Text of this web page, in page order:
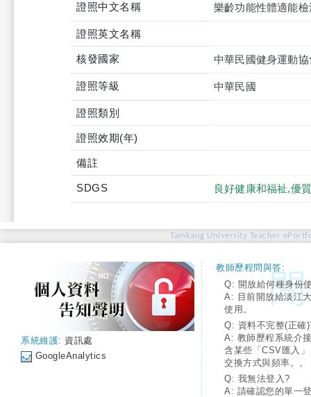
證照中文名稱 樂齡功能性體適能
證照英文名稱
核發國家 中華民國健身運動協
證照等級 中華民國
證照類別
證照效期(年)
備註
SDGS 良好健康和福祉,優
Tamkang University Teacher
系統維護: 資訊處
GoogleAnalytics
教師歷程問與答:
Q: 開放給何種身份
A: 目前開放給淡江
使用。
Q: 資料不完整(正確
A: 教師歷程系統介
含某些「CSV匯入
交換方式與頻率。。
Q: 我無法登入?
A: 請確認您的單一